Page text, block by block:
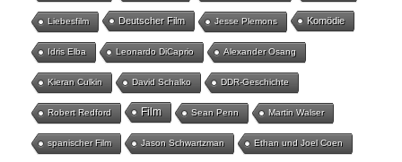
Liebesfilm Deutscher Film Jesse Plemons Komödie
Idris Elba Leonardo DiCaprio Alexander Osang
Kieran Culkin David Schalko DDR-Geschichte
Robert Redford Film Sean Penn Martin Walser
spanischer Film Jason Schwartzman Ethan und Joel Coen